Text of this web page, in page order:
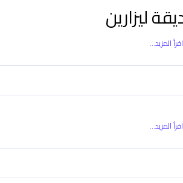
ليزارين
اقرأ المزيد...
اقرأ المزيد...